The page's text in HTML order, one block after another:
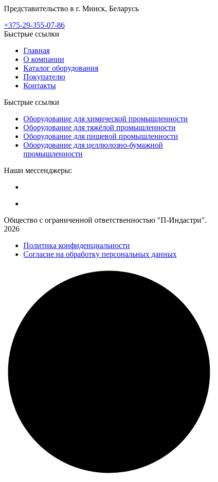
Представительство в г. Минск, Беларусь
+375-29-355-07-86
Быстрые ссылки
Главная
О компании
Каталог оборудования
Покупателю
Контакты
Быстрые ссылки
Оборудование для химической промышленности
Оборудование для тяжёлой промышленности
Оборудование для пищевой промышленности
Оборудование для целлюлозно-бумажной
промышленности
Наши мессенджеры:
Общество с ограниченной ответственностью "П-Индастри".
2026
Политика конфиденциальности
Согласие на обработку персональных данных